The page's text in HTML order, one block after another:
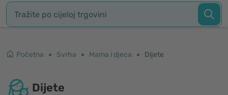
Početna Svrha Mama i djeca Dijete
Dijete